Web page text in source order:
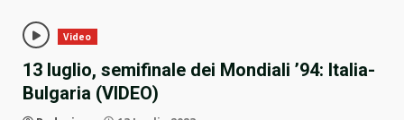
Video
13 luglio, semifinale dei Mondiali ’94: Italia-
Bulgaria (VIDEO)